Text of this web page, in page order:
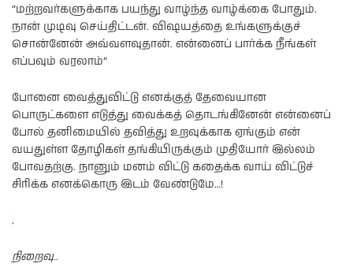
“மற்றவர்களுக்காக பயந்து வாழ்ந்த வாழ்க்கை போதும்.
நான் முடிவு செய்திட்டன். விஷயத்தை உங்களுக்குச்
சொன்னேன் அவ்வளவுதான். என்னைப் பார்க்க நீங்கள்
எப்பவும் வரலாம்”
போனை வைத்துவிட்டு எனக்குத் தேவையான
பொருட்களை எடுத்து வைக்கத் தொடங்கினேன் என்னைப்
போல் தனிமையில் தவித்து உறவுக்காக ஏங்கும் என்
வயதுள்ள தோழிகள் தங்கியிருக்கும் முதியோர் இல்லம்
போவதற்கு. நானும் மனம் விட்டு கதைக்க வாய் விட்டுச்
சிரிக்க எனக்கொரு இடம் வேண்டுமே…!
.
நிறைவு..